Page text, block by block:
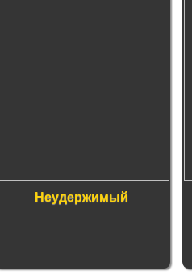
Неудержимый